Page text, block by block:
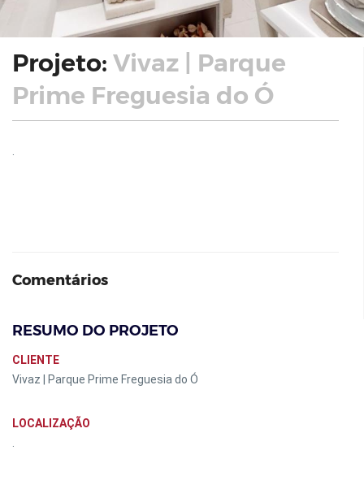
Projeto: Vivaz | Parque
Prime Freguesia do Ó
Comentários
RESUMO DO PROJETO
CLIENTE
Vivaz | Parque Prime Freguesia do Ó
LOCALIZAÇÃO